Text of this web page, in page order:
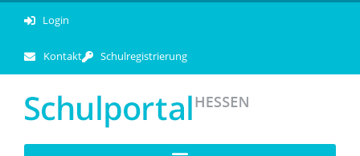
Login
Kontakt Schulregistrierung